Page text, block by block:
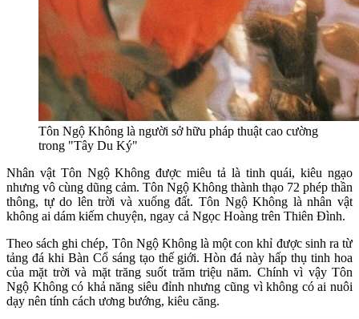
Tôn Ngộ Không là người sở hữu pháp thuật cao cường
trong "Tây Du Ký"
Nhân vật Tôn Ngộ Không được miêu tả là tinh quái, kiêu ngạo
nhưng vô cùng dũng cảm. Tôn Ngộ Không thành thạo 72 phép thần
thông, tự do lên trời và xuống đất. Tôn Ngộ Không là nhân vật
không ai dám kiếm chuyện, ngay cả Ngọc Hoàng trên Thiên Đình.
Theo sách ghi chép, Tôn Ngộ Không là một con khỉ được sinh ra từ
tảng đá khi Bàn Cổ sáng tạo thế giới. Hòn đá này hấp thụ tinh hoa
của mặt trời và mặt trăng suốt trăm triệu năm. Chính vì vậy Tôn
Ngộ Không có khả năng siêu đỉnh nhưng cũng vì không có ai nuôi
dạy nên tính cách ương bướng, kiêu căng.